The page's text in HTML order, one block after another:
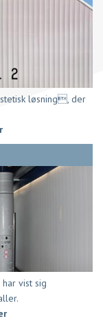
løsning, der
vist sig